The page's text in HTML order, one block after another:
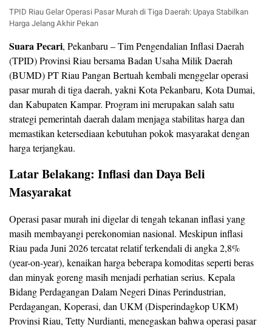
TPID Riau Gelar Operasi Pasar Murah di Tiga Daerah: Upaya Stabilkan
Harga Jelang Akhir Pekan
Suara Pecari, Pekanbaru – Tim Pengendalian Inflasi Daerah
(TPID) Provinsi Riau bersama Badan Usaha Milik Daerah
(BUMD) PT Riau Pangan Bertuah kembali menggelar operasi
pasar murah di tiga daerah, yakni Kota Pekanbaru, Kota Dumai,
dan Kabupaten Kampar. Program ini merupakan salah satu
strategi pemerintah daerah dalam menjaga stabilitas harga dan
memastikan ketersediaan kebutuhan pokok masyarakat dengan
harga terjangkau.
Latar Belakang: Inflasi dan Daya Beli
Masyarakat
Operasi pasar murah ini digelar di tengah tekanan inflasi yang
masih membayangi perekonomian nasional. Meskipun inflasi
Riau pada Juni 2026 tercatat relatif terkendali di angka 2,8%
(year-on-year), kenaikan harga beberapa komoditas seperti beras
dan minyak goreng masih menjadi perhatian serius. Kepala
Bidang Perdagangan Dalam Negeri Dinas Perindustrian,
Perdagangan, Koperasi, dan UKM (Disperindagkop UKM)
Provinsi Riau, Tetty Nurdianti, menegaskan bahwa operasi pasar